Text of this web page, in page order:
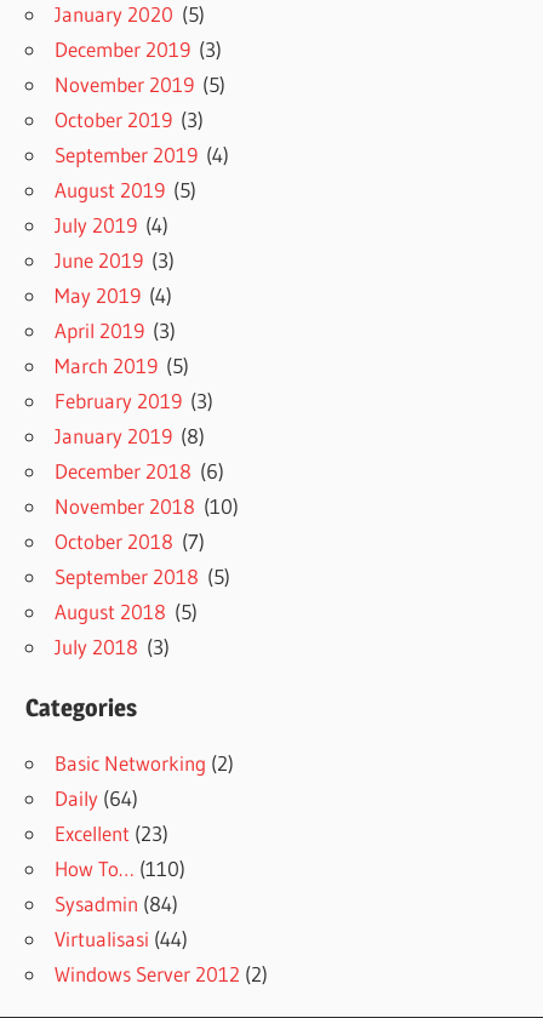
January 2020 (5)
December 2019 (3)
November 2019 (5)
October 2019 (3)
September 2019 (4)
August 2019 (5)
July 2019 (4)
June 2019 (3)
May 2019 (4)
April 2019 (3)
March 2019 (5)
February 2019 (3)
January 2019 (8)
December 2018 (6)
November 2018 (10)
October 2018 (7)
September 2018 (5)
August 2018 (5)
July 2018 (3)
Categories
Basic Networking (2)
Daily (64)
Excellent (23)
How To… (110)
Sysadmin (84)
Virtualisasi (44)
Windows Server 2012 (2)